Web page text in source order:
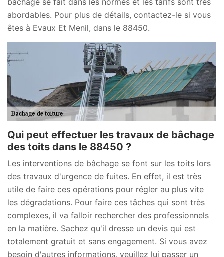
bâchage se fait dans les normes et les tarifs sont très
abordables. Pour plus de détails, contactez-le si vous
êtes à Evaux Et Menil, dans le 88450.
Qui peut effectuer les travaux de bâchage
des toits dans le 88450 ?
Les interventions de bâchage se font sur les toits lors
des travaux d'urgence de fuites. En effet, il est très
utile de faire ces opérations pour régler au plus vite
les dégradations. Pour faire ces tâches qui sont très
complexes, il va falloir rechercher des professionnels
en la matière. Sachez qu'il dresse un devis qui est
totalement gratuit et sans engagement. Si vous avez
besoin d'autres informations, veuillez lui passer un